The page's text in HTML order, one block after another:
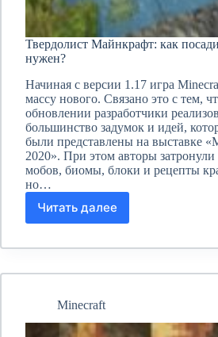
Твердолист Майнкрафт: как
нужен?
Начиная с версии 1.17 игра
массу нового. Связано это с тем,
обновлении разработчики
большинство задумок и идей,
были представлены на выставке
2020». При этом авторы затронули
мобов, биомы, блоки и рецепты
но…
Читать далее
Твердолист
как
для
нужен?
Minecraft